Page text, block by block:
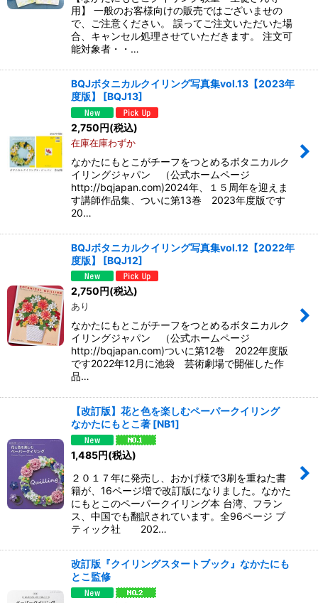
用】 一般のお客様向けの販売ではございませの
で、ご注意ください。 誤ってご注文いただいた場
合、キャンセル処理させていただきます。 注文可
能対象者・・…
BQJボタニカルクイリング写真集vol.13【2023年
度版】
[BQJ13]
2,750円(税込)
在庫在庫わずか
なかたにもとこがチーフをつとめるボタニカルク
イリングジャパン （公式ホームページ
http://bqjapan.com)2024年、１５周年を迎えま
す講師作品集、ついに第13巻 2023年度版です
20…
BQJボタニカルクイリング写真集vol.12【2022年
度版】
[BQJ12]
2,750円(税込)
あり
なかたにもとこがチーフをつとめるボタニカルク
イリングジャパン （公式ホームページ
http://bqjapan.com)ついに第12巻 2022年度版
です2022年12月に池袋 芸術劇場で開催した作
品…
【改訂版】花と色を楽しむペーパークイリング
なかたにもとこ著 [NB1]
1,485円(税込)
２０１７年に発売し、おかげ様で3刷を重ねた書
籍が、16ページ増で改訂版になりました。なかた
にもとこのペーパークイリング本 台湾、フラン
ス、中国でも翻訳されています。全96ページ ブ
ティック社 202…
改訂版『クイリングスタートブック』なかたにも
とこ監修